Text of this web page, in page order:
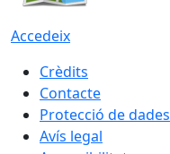
Accedeix
Crèdits
Contacte
Protecció de dades
Avís legal